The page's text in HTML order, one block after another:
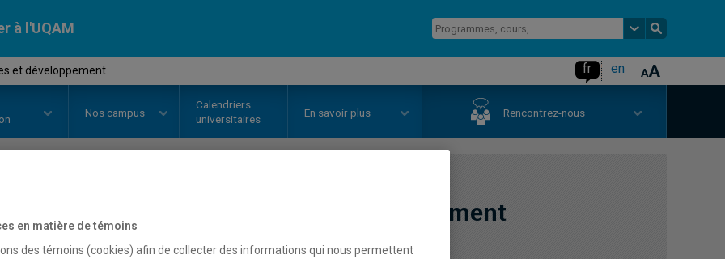
à l'UQAM
et développement fr en
Nos campus
Calendriers
universitaires
En savoir plus Rencontrez-nous
Femmes et développement
en matière de témoins
des témoins (cookies) afin de collecter des informations qui nous permettent